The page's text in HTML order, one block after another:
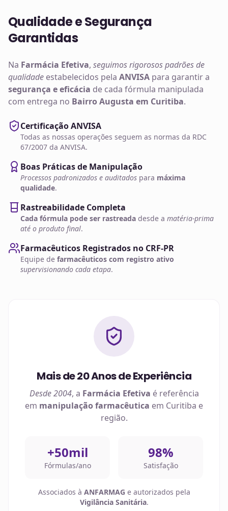
Qualidade e Segurança
Garantidas
Na Farmácia Efetiva, seguimos rigorosos padrões de
qualidade estabelecidos pela ANVISA para garantir a
segurança e eficácia de cada fórmula manipulada
com entrega no Bairro Augusta em Curitiba.
Certificação ANVISA
Todas as nossas operações seguem as normas da RDC
67/2007 da ANVISA.
Boas Práticas de Manipulação
Processos padronizados e auditados para máxima
qualidade.
Rastreabilidade Completa
Cada fórmula pode ser rastreada desde a matéria-prima
até o produto final.
Farmacêuticos Registrados no CRF-PR
Equipe de farmacêuticos com registro ativo
supervisionando cada etapa.
Mais de 20 Anos de Experiência
Desde 2004, a Farmácia Efetiva é referência
em manipulação farmacêutica em Curitiba e
região.
+50mil
Fórmulas/ano
98%
Satisfação
Associados à ANFARMAG e autorizados pela
Vigilância Sanitária.